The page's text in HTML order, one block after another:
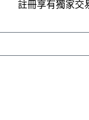
註冊享有獨家交